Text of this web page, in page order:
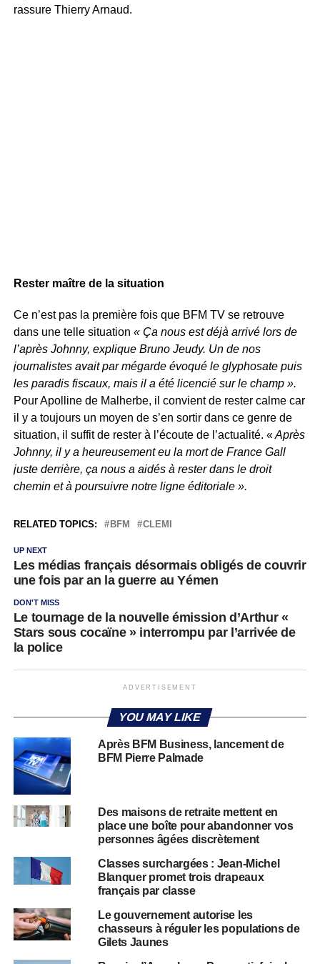
rassure Thierry Arnaud.
Rester maître de la situation
Ce n’est pas la première fois que BFM TV se retrouve
dans une telle situation « Ça nous est déjà arrivé lors de
l’après Johnny, explique Bruno Jeudy. Un de nos
journalistes avait par mégarde évoqué le glyphosate puis
les paradis fiscaux, mais il a été licencié sur le champ ».
Pour Apolline de Malherbe, il convient de rester calme car
il y a toujours un moyen de s’en sortir dans ce genre de
situation, il suffit de rester à l’écoute de l’actualité. «Après
Johnny, il y a heureusement eu la mort de France Gall
juste derrière, ça nous a aidés à rester dans le droit
chemin et à poursuivre notre ligne éditoriale ».
RELATED TOPICS: BFM CLEMI
UP NEXT
Les médias français désormais obligés de couvrir
une fois par an la guerre au Yémen
DON'T MISS
Le tournage de la nouvelle émission d’Arthur «
Stars sous cocaïne » interrompu par l’arrivée de
la police
ADVERTISEMENT
YOU MAY LIKE
Après BFM Business, lancement de
BFM Pierre Palmade
Des maisons de retraite mettent en
place une boîte pour abandonner vos
personnes âgées discrètement
Classes surchargées : Jean-Michel
Blanquer promet trois drapeaux
français par classe
Le gouvernement autorise les
chasseurs à réguler les populations de
Gilets Jaunes